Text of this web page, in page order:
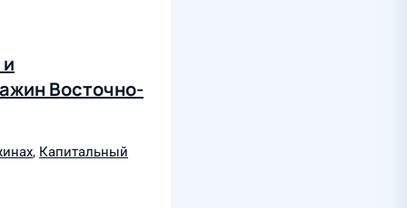
Восточно-
, Капитальный